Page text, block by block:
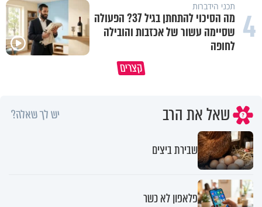
4 תכני הידברות
מה הסיכוי להתחתן בגיל 37? הפעולה
שסיימה עשור של אכזבות והובילה
לחופה
קצרים
שאל את הרב יש לך שאלה?
שבירת ביצים
פלאפון לא כשר